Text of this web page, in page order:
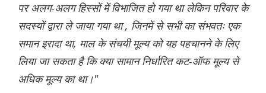
पर अलग-अलग हिस्सों में विभाजित हो गया था लेकिन परिवार के
सदस्यों द्वारा ले जाया गया था , जिनमें से सभी का संभवतः एक
समान इरादा था, माल के संचयी मूल्य को यह पहचानने के लिए
लिया जा सकता है कि क्या सामान निर्धारित कट-ऑफ मूल्य से
अधिक मूल्य का था।"